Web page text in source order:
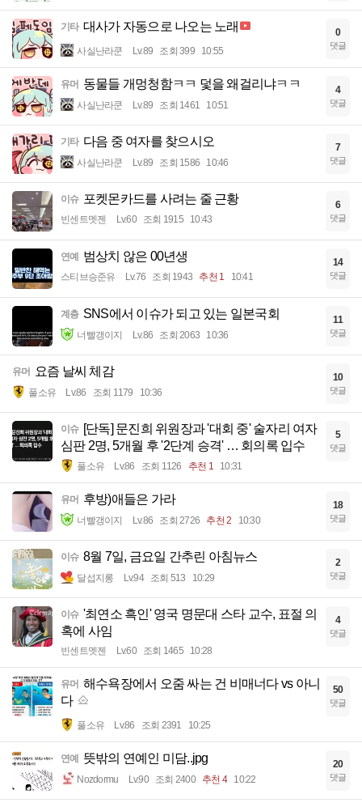
기타 대사가 자동으로 나오는 노래
사실난라쿤 Lv.89 조회 399 10:55
0
댓글
유머 동물들 개멍청함ㅋㅋ 덫을 왜걸리냐ㅋㅋ
사실난라쿤 Lv.89 조회 1461 10:51
4
댓글
기타 다음 중 여자를 찾으시오
사실난라쿤 Lv.89 조회 1586 10:46
7
댓글
이슈 포켓몬카드를 사려는 줄 근황
빈센트멧젠 Lv.60 조회 1915 10:43
6
댓글
연예 범상치 않은 00년생
스티브승준유 Lv.76 조회 1943 추천 1 10:41
14
댓글
계층 SNS에서 이슈가 되고 있는 일본국회
너빨갱이지 Lv.86 조회 2063 10:36
11
댓글
유머 요즘 날씨 체감
풀소유 Lv.86 조회 1179 10:36
10
댓글
이슈 [단독] 문진희 위원장과 '대회 중' 술자리 여자
심판 2명, 5개월 후 '2단계 승격' … 회의록 입수
풀소유 Lv.86 조회 1126 추천 1 10:31
5
댓글
유머 후방)애들은 가라
너빨갱이지 Lv.86 조회 2726 추천 2 10:30
18
댓글
이슈 8월 7일, 금요일 간추린 아침뉴스
달섭지롱 Lv.94 조회 513 10:29
2
댓글
이슈 '최연소 흑인' 영국 명문대 스타 교수, 표절 의
혹에 사임
빈센트멧젠 Lv.60 조회 1465 10:28
4
댓글
유머 해수욕장에서 오줌 싸는 건 비매너다 vs 아니
다
풀소유 Lv.86 조회 2391 10:25
50
댓글
연예 뜻밖의 연예인 미담..jpg
Nozdormu Lv.90 조회 2400 추천 4 10:22
20
댓글